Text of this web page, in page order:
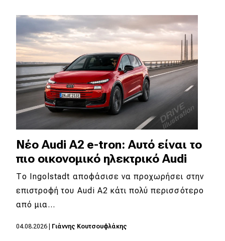
Τεχνολογία
Mobility
Σταθμοί φόρτισης
Classic
Νέα
Παρουσιάσεις
DRIVE Away
MOTO
Νέο Audi A2 e-tron: Αυτό είναι το
πιο οικονομικό ηλεκτρικό Audi
Το Ingolstadt αποφάσισε να προχωρήσει στην
επιστροφή του Audi A2 κάτι πολύ περισσότερο
από μια…
04.08.2026 Γιάννης Κουτσουφλάκης